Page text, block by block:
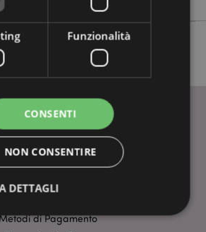
INFORMAZIONI
Dati Del Prodotto
Domande Frequenti
di Pagamento
Funzionalità
CONSENTI
NON CONSENTIRE
DETTAGLI